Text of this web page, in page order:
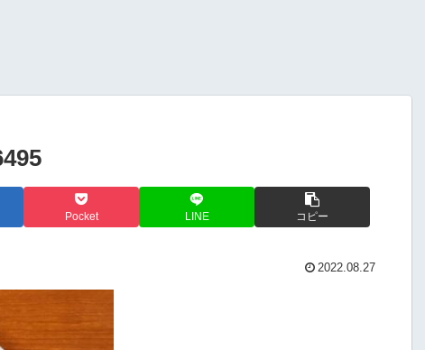
Pocket LINE コピー
2022.08.27